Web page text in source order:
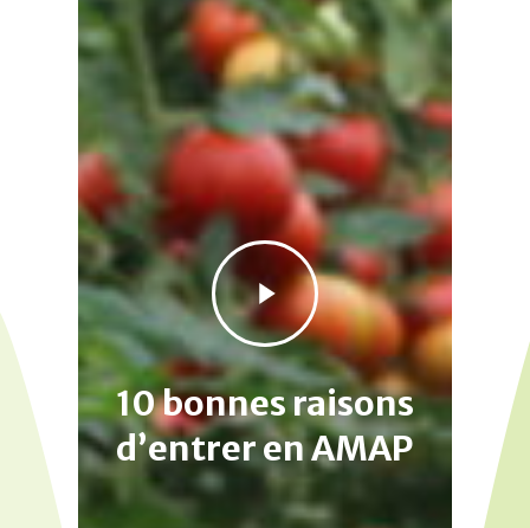
Play
Video
10 bonnes raisons
d’entrer en AMAP